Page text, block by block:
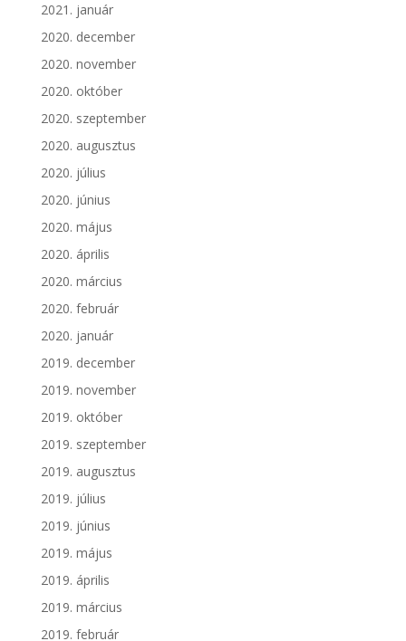
2021. január
2020. december
2020. november
2020. október
2020. szeptember
2020. augusztus
2020. július
2020. június
2020. május
2020. április
2020. március
2020. február
2020. január
2019. december
2019. november
2019. október
2019. szeptember
2019. augusztus
2019. július
2019. június
2019. május
2019. április
2019. március
2019. február